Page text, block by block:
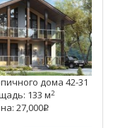
дома 42-31
133 м2
27,000q